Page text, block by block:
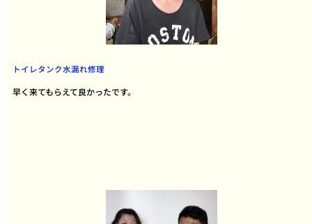
トイレタンク水漏れ修理
早く来てもらえて良かったです。